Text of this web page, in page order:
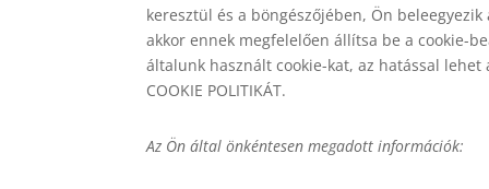
keresztül és a böngészőjében, Ön
akkor ennek megfelelően állítsa be a cookie-
általunk használt cookie-kat, az hatással
COOKIE POLITIKÁT.
Az Ön által önkéntesen megadott információk: